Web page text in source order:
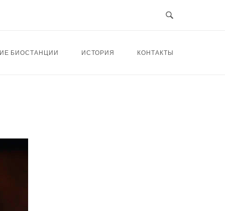
БИОСТАНЦИИ ИСТОРИЯ КОНТАКТЫ